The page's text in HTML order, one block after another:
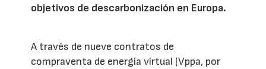
objetivos de descarbonización en Europa.
A través de nueve contratos de
compraventa de energía virtual (Vppa, por